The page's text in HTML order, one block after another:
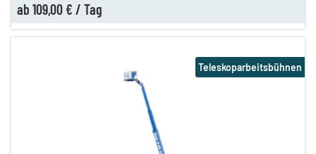
ab 109,00 € / Tag
Teleskoparbeitsbühnen